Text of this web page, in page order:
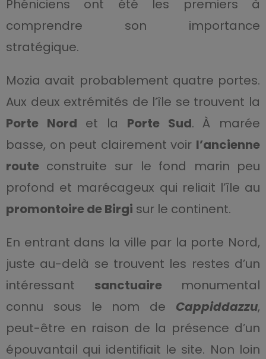
Phéniciens ont été les premiers à
comprendre son importance
stratégique.
Mozia avait probablement quatre portes.
Aux deux extrémités de l’île se trouvent la
Porte Nord et la Porte Sud. À marée
basse, on peut clairement voir l’ancienne
routeconstruite sur le fond marin peu
profond et marécageux qui reliait l’île au
promontoire de Birgi sur le continent.
En entrant dans la ville par la porte Nord,
juste au-delà se trouvent les restes d’un
intéressant sanctuaire monumental
connu sous le nom de Cappiddazzu,
peut-être en raison de la présence d’un
épouvantail qui identifiait le site. Non loin